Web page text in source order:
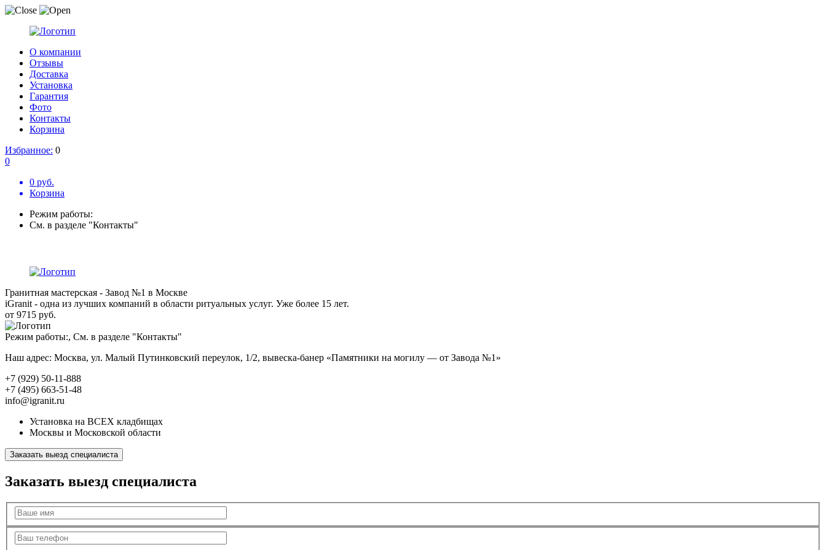
О компании
Отзывы
Доставка
Установка
Гарантия
Фото
Контакты
Корзина
Избранное: 0
0
0 руб.
Корзина
Режим работы:
См. в разделе "Контакты"
Гранитная мастерская - Завод №1 в Москве
iGranit - одна из лучших компаний в области ритуальных услуг. Уже более 15 лет.
от 9715 руб.
Режим работы:, См. в разделе "Контакты"
Наш адрес: Москва, ул. Малый Путинковский переулок, 1/2, вывеска-банер «Памятники на могилу — от Завода №1»
+7 (929) 50-11-888
+7 (495) 663-51-48
info@igranit.ru
Установка на ВСЕХ кладбищах
Москвы и Московской области
Заказать выезд специалиста
Заказать выезд специалиста